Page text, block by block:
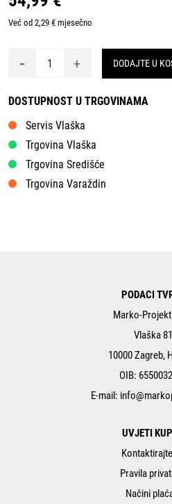
Već od 2,29 € mjesečno
- + DODAJTE U
DOSTUPNOST U TRGOVINAMA
Servis Vlaška
Trgovina Vlaška
Trgovina Središće
Trgovina Varaždin
PODACI
Marko-
Vlaška
10000 Zagreb,
OIB:
E-mail:
UVJETI
Pravila
Načini